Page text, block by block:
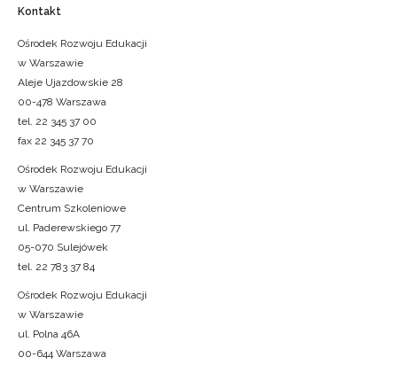
Kontakt
Ośrodek Rozwoju Edukacji
w Warszawie
Aleje Ujazdowskie 28
00-478 Warszawa
tel. 22 345 37 00
fax 22 345 37 70
Ośrodek Rozwoju Edukacji
w Warszawie
Centrum Szkoleniowe
ul. Paderewskiego 77
05-070 Sulejówek
tel. 22 783 37 84
Ośrodek Rozwoju Edukacji
w Warszawie
ul. Polna 46A
00-644 Warszawa